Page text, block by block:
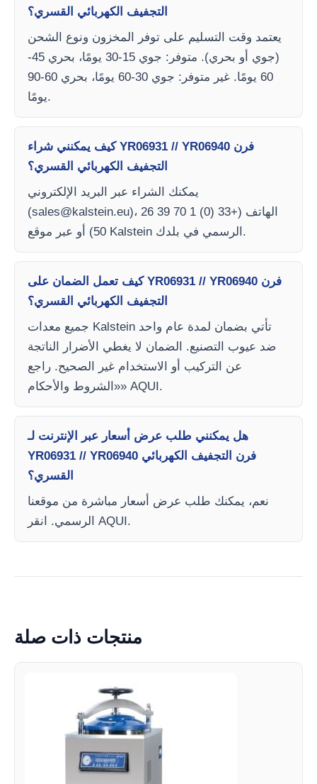
التجفيف الكهربائي القسري؟
يعتمد وقت التسليم على توفر المخزون ونوع الشحن
(جوي أو بحري). متوفر: جوي 15-30 يومًا، بحري 45-
60 يومًا. غير متوفر: جوي 30-60 يومًا، بحري 60-90
يومًا.
كيف يمكنني شراء YR06931 // YR06940 فرن
التجفيف الكهربائي القسري؟
يمكنك الشراء عبر البريد الإلكتروني
(sales@kalstein.eu)، الهاتف (+33 (0) 1 70 39 26
50) أو عبر موقع Kalstein الرسمي في بلدك.
كيف تعمل الضمان على YR06931 // YR06940 فرن
التجفيف الكهربائي القسري؟
جميع معدات Kalstein تأتي بضمان لمدة عام واحد
ضد عيوب التصنيع. الضمان لا يغطي الأضرار الناتجة
عن التركيب أو الاستخدام غير الصحيح. راجع
«الشروط والأحكام» AQUI.
هل يمكنني طلب عرض أسعار عبر الإنترنت لـ
YR06931 // YR06940 فرن التجفيف الكهربائي
القسري؟
نعم، يمكنك طلب عرض أسعار مباشرة من موقعنا
الرسمي. انقر AQUI.
منتجات ذات صلة